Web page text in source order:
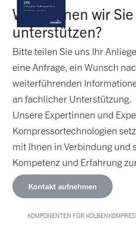
Wie können wir Sie
unterstützen?
Bitte teilen Sie uns Ihr
eine Anfrage, ein Wunsch
weiterführenden
an fachlicher Unterstützung.
Unsere Expertinnen und
Kompressortechnologien
mit Ihnen in Verbindung und
Kompetenz und Erfahrung
Kontakt aufnehmen
KOMPONENTEN FÜR